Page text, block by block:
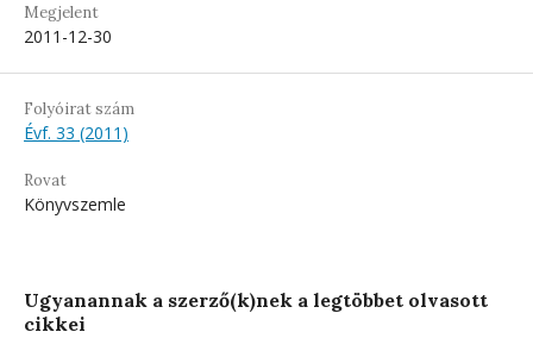
Megjelent
2011-12-30
Folyóirat szám
Évf. 33 (2011)
Rovat
Könyvszemle
Ugyanannak a szerző(k)nek a legtöbbet olvasott
cikkei